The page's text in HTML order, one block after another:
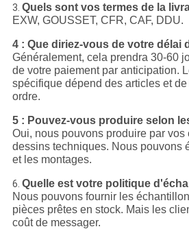
3. Quels sont vos termes de la
EXW, GOUSSET, CFR, CAF, DDU.
4 : Que diriez-vous de votre délai
Généralement, cela prendra 30-60
de votre paiement par anticipation.
spécifique dépend des articles et
ordre.
5 : Pouvez-vous produire selon
Oui, nous pouvons produire par vos
dessins techniques. Nous pouvons
et les montages.
6. Quelle est votre politique
Nous pouvons fournir les
pièces prêtes en stock. Mais les
coût de messager.